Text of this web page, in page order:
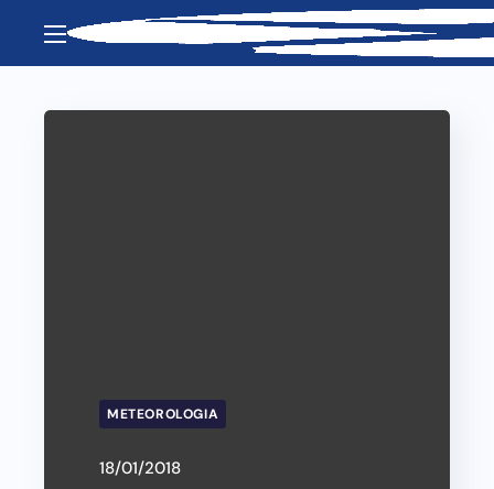
METEOROLOGIA
18/01/2018